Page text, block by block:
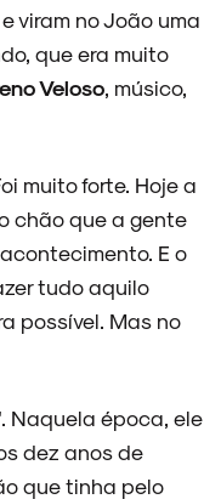
viram no João uma
que era muito
Veloso , músico,
muito forte. Hoje a
chão que a gente
E o
tudo aquilo
possível. Mas no
Naquela época, ele
dez anos de
que tinha pelo